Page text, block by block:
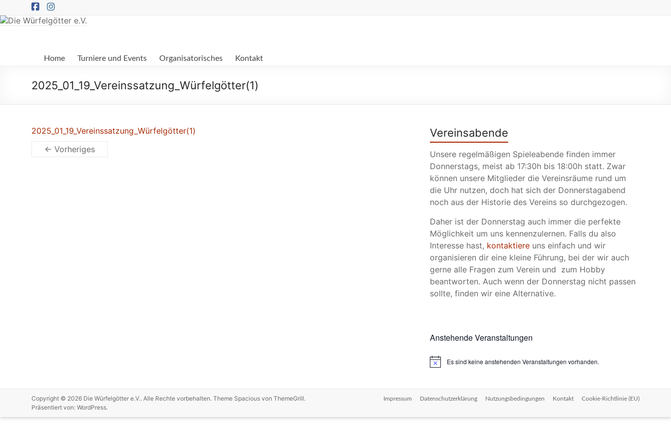
Inhalt
springen
Würfelgötter
e.V.
Home Turniere und Events Organisatorisches Kontakt
2025_01_19_Vereinssatzung_Würfelgötter(1)
2025_01_19_Vereinssatzung_Würfelgötter(1)
← Vorheriges
Vereinsabende
Unsere regelmäßigen Spieleabende finden immer
Donnerstags, meist ab 17:30h bis 18:00h statt. Zwar
können unsere Mitglieder die Vereinsräume rund um
die Uhr nutzen, doch hat sich der Donnerstagabend
noch aus der Historie des Vereins so durchgezogen.
Daher ist der Donnerstag auch immer die perfekte
Möglichkeit um uns kennenzulernen. Falls du also
Interesse hast, kontaktiere uns einfach und wir
organisieren dir eine kleine Führung, bei der wir auch
gerne alle Fragen zum Verein und zum Hobby
beantworten. Auch wenn der Donnerstag nicht passen
sollte, finden wir eine Alternative.
Anstehende Veranstaltungen
H
e
Es sind keine anstehenden Veranstaltungen vorhanden.
Copyright © 2026 Die Würfelgötter e.V.. Alle Rechte vorbehalten. Theme Spacious von ThemeGrill.
Präsentiert von: WordPress.
Impressum Datenschutzerklärung Nutzungsbedingungen Kontakt Cookie-Richtlinie (EU)